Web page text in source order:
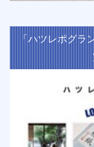
「ハツレポグラ